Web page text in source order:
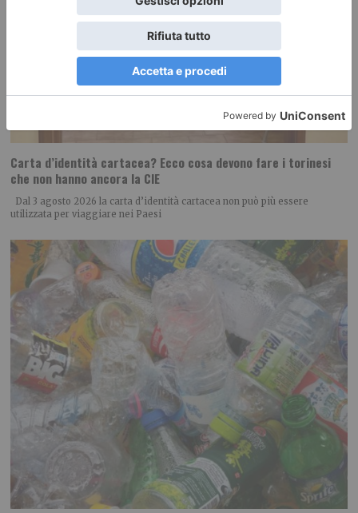
Carta d’identità cartacea? Ecco cosa devono fare i torinesi
che non hanno ancora la CIE
Dal 3 agosto 2026 la carta d’identità cartacea non può più essere
utilizzata per viaggiare nei Paesi